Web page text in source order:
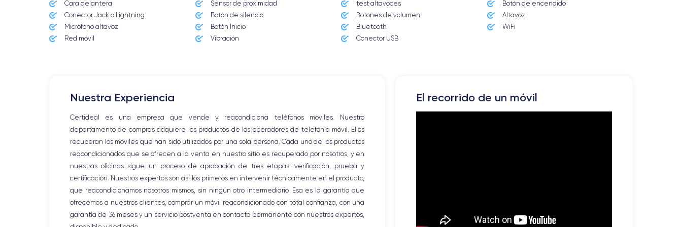
Cara delantera
Sensor de proximidad test altavoces
Botón de encendido
Conector Jack o Lightning
Botón de silencio Botones de volumen
Altavoz
Micrófono altavoz
Botón Inicio Bluetooth
WiFi
Red móvil
Vibración Conector USB
Nuestra Experiencia
Certideal es una empresa que vende y reacondiciona teléfonos móviles. Nuestro
departamento de compras adquiere los productos de los operadores de telefonía móvil. Ellos
recuperan los móviles que han sido utilizados por una sola persona. Cada uno de los productos
reacondicionados que se ofrecen a la venta en nuestro sitio es recuperado por nosotros, y en
nuestras oficinas sigue un proceso de aprobación de tres etapas: verificación, prueba y
certificación. Nuestros expertos son así los primeros en intervenir técnicamente en el producto,
que reacondicionamos nosotros mismos, sin ningún otro intermediario. Esa es la garantía que
ofrecemos a nuestros clientes, comprar un móvil reacondicionado con total confianza, con una
garantía de 36 meses y un servicio postventa en contacto permanente con nuestros expertos,
El recorrido de un móvil